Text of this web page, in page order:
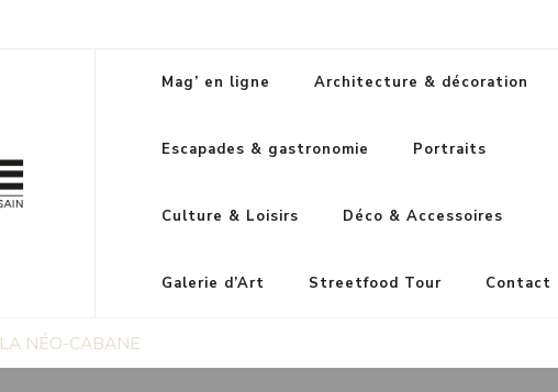
Mag’ en ligne Architecture & décoration
Escapades & gastronomie Portraits
Culture & Loisirs Déco & Accessoires
Galerie d’Art Streetfood Tour Contact
LA NÉO-CABANE